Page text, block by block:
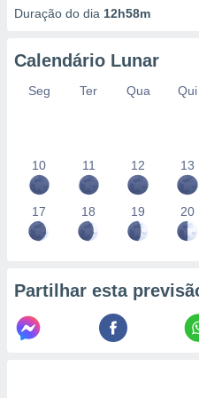
Duração do dia 12h58m
Calendário Lunar
Seg Ter Qua Qui
10 11 12 13
17 18 19 20
Partilhar esta